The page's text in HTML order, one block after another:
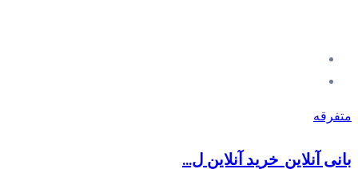
متفرقه
بانی آنلاین_خرید آنلاین ل...